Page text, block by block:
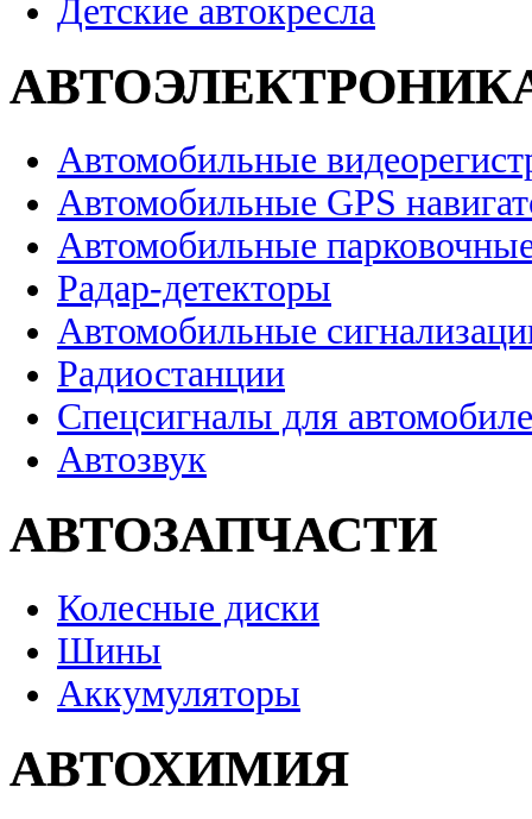
Детские автокресла
Автомобильные
Автомобильные GPS
Автомобильные
Радар-детекторы
Автомобильные
Радиостанции
Спецсигналы для
Автозвук
АВТОЗАПЧАСТИ
Колесные диски
Шины
Аккумуляторы
АВТОХИМИЯ